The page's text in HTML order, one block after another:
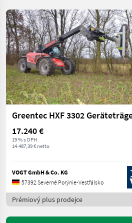
17.240 €
19 % s DPH
14.487,39 € netto
VOGT GmbH & Co. KG
57392 Severné Porýnie-Vestfálsko
Prémiový plus prodejce